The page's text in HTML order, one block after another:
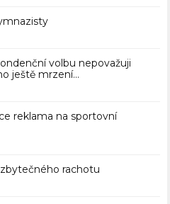
volbu nepovažuji
ještě mrzení…
reklama na sportovní
rachotu